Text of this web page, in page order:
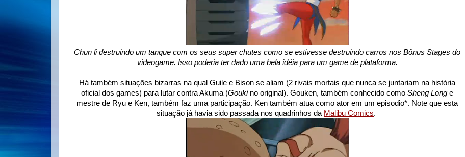
Chun li destruindo um tanque com os seus super chutes como se estivesse destruindo carros nos Bônus Stages do
videogame. Isso poderia ter dado uma bela idéia para um game de plataforma.
Há também situações bizarras na qual Guile e Bison se aliam (2 rivais mortais que nunca se juntariam na história
oficial dos games) para lutar contra Akuma (Goukino original). Gouken, também conhecido como Sheng Long e
mestre de Ryu e Ken, também faz uma participação. Ken também atua como ator em um episodio*. Note que esta
situação já havia sido passada nos quadrinhos da Malibu Comics.